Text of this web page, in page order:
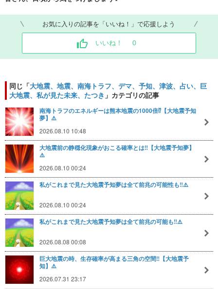
お気に入りの記事を「いいね！」で応援しよう
いいね！ 0
同じ「大地震、地震、南海トラフ、デマ、予知、津波、占い、巨
大地震、私が見た未来、たつき 」カテゴリの記事
南海トラフのエネルギーは熊本地震の1000倍⁉️【大地震予知
夢】⚠️
2026.08.10 10:48
大地震前の静穏化現象がおこる確率とは‼️【大地震予知夢】
⚠️
2026.08.10 00:24
私がこれまで見た大地震予知夢は全て前兆の可能性も‼️⚠️
2026.08.10 00:24
私がこれまで見た大地震予知夢は全て前兆の可能も‼️⚠️
2026.08.08 00:08
巨大地震の時、生存確率が高まる三角の空間‼️【大地震予
知】⚠️
2026.07.31 23:17